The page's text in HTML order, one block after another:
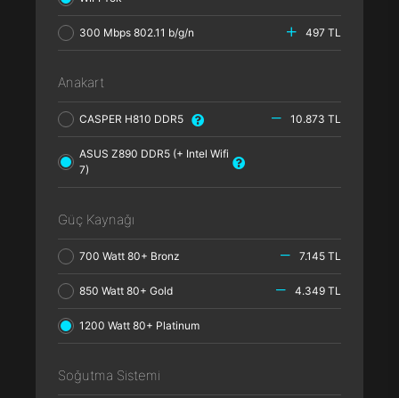
300 Mbps 802.11 b/g/n 497 TL
Anakart
CASPER H810 DDR5 10.873 TL
ASUS Z890 DDR5 (+ Intel Wifi
7)
Güç Kaynağı
700 Watt 80+ Bronz 7.145 TL
850 Watt 80+ Gold 4.349 TL
1200 Watt 80+ Platinum
Soğutma Sistemi